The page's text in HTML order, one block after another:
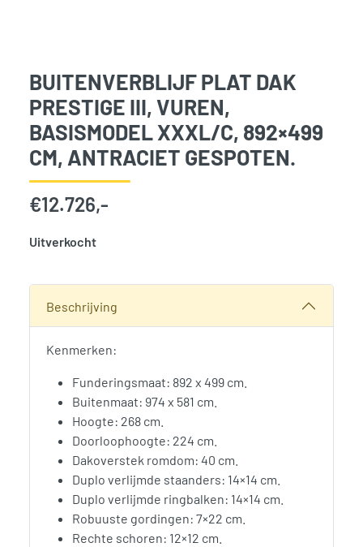
BUITENVERBLIJF PLAT DAK
PRESTIGE III, VUREN,
BASISMODEL XXXL/C, 892×499
CM, ANTRACIET GESPOTEN.
€12.726,-
Uitverkocht
Beschrijving
Kenmerken:
Funderingsmaat: 892 x 499 cm.
Buitenmaat: 974 x 581 cm.
Hoogte: 268 cm.
Doorloophoogte: 224 cm.
Dakoverstek romdom: 40 cm.
Duplo verlijmde staanders: 14×14 cm.
Duplo verlijmde ringbalken: 14×14 cm.
Robuuste gordingen: 7×22 cm.
Rechte schoren: 12×12 cm.